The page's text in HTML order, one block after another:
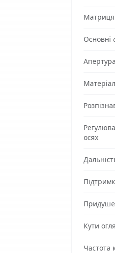
Матриця
Основні
Апертура
Матеріал
осях
Кути
Частота